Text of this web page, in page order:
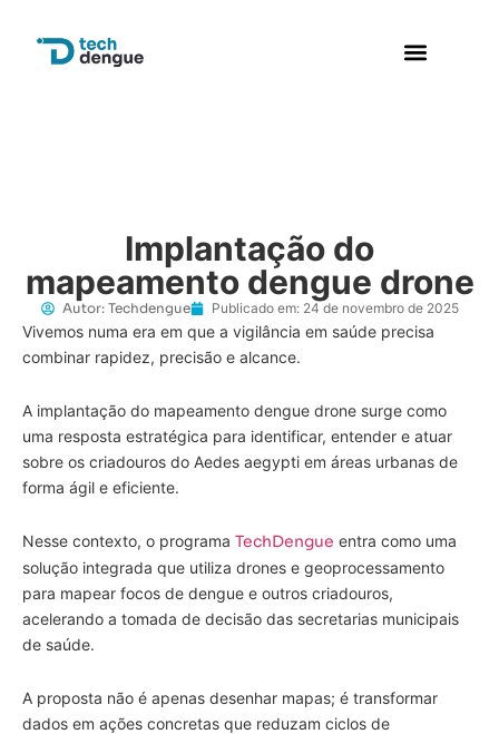
Implantação do
mapeamento dengue drone
Autor:Techdengue Publicado em: 24 de novembro de 2025
Vivemos numa era em que a vigilância em saúde precisa
combinar rapidez, precisão e alcance.
A implantação do mapeamento dengue drone surge como
uma resposta estratégica para identificar, entender e atuar
sobre os criadouros do Aedes aegypti em áreas urbanas de
forma ágil e eficiente.
Nesse contexto, o programa TechDengue entra como uma
solução integrada que utiliza drones e geoprocessamento
para mapear focos de dengue e outros criadouros,
acelerando a tomada de decisão das secretarias municipais
de saúde.
A proposta não é apenas desenhar mapas; é transformar
dados em ações concretas que reduzam ciclos de